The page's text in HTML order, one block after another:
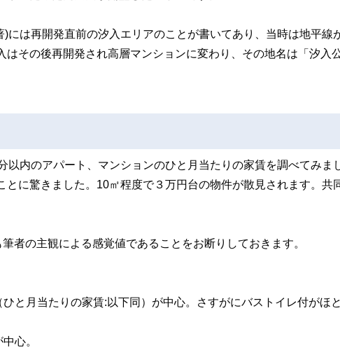
には再開発直前の汐入エリアのことが書いてあり、当時は地平線
その後再開発され高層マンションに変わり、その地名は「汐入公
以内のアパート、マンションのひと月当たりの家賃を調べてみま
に驚きました。10㎡程度で３万円台の物件が散見されます。共
者の主観による感覚値であることをお断りしておきます。
と月当たりの家賃:以下同）が中心。さすがにバストイレ付がほ
心。